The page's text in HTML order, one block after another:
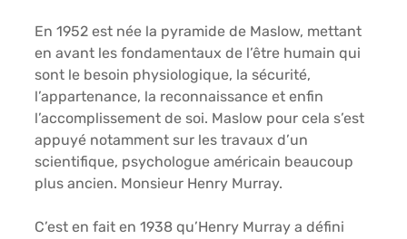
En 1952 est née la pyramide de Maslow, mettant
en avant les fondamentaux de l’être humain qui
sont le besoin physiologique, la sécurité,
l’appartenance, la reconnaissance et enfin
l’accomplissement de soi. Maslow pour cela s’est
appuyé notamment sur les travaux d’un
scientifique, psychologue américain beaucoup
plus ancien. Monsieur Henry Murray.
C’est en fait en 1938 qu’Henry Murray a défini